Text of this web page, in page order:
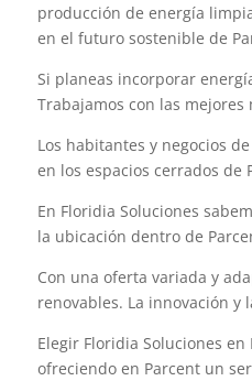
producción de energía
en el futuro sostenible de
Si planeas incorporar
Trabajamos con las
Los habitantes y negocios
en los espacios cerrados
En Floridia Soluciones
la ubicación dentro de
Con una oferta variada y
renovables. La innovación y
Elegir Floridia Soluciones
ofreciendo en Parcent un